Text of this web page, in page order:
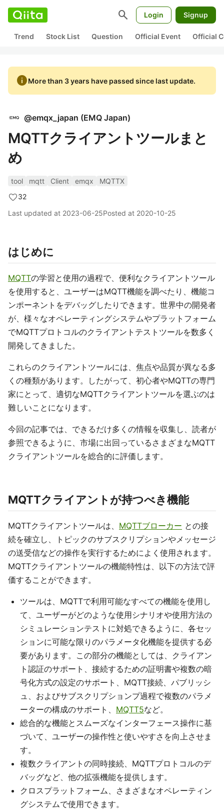
search Login Signup
Trend Stock List Question Official Event Official
infoMore than 3 years have passed since last update.
@emqx_japan (EMQ Japan)
MQTTクライアントツールまと
め
tool mqtt Client emqx
MQTTX
32
Last updated at 2023-06-25Posted at 2020-10-25
はじめに
MQTTの学習と使用の過程で、便利なクライアントツール
を使用すると、ユーザーはMQTT機能を調べたり、機能コ
ンポーネントをデバッグしたりできます。世界中の開発者
が、様々なオペレーティングシステムやプラットフォーム
でMQTTプロトコルのクライアントテストツールを数多く
開発してきました。
これらのクライアントツールには、焦点や品質が異なる多
くの種類があります。したがって、初心者やMQTTの専門
家にとって、適切なMQTTクライアントツールを選ぶのは
難しいことになります。
今回の記事では、できるだけ多くの情報を収集し、読者が
参照できるように、市場に出回っているさまざまなMQTT
クライアントツールを総合的に評価します。
MQTTクライアントが持つべき機能
MQTTクライアントツールは、 MQTTブローカー との接
続を確立し、トピックのサブスクリプションやメッセージ
の送受信などの操作を実行するためによく使用されます。
MQTTクライアントツールの機能特性は、以下の方法で評
価することができます。
ツールは、MQTTで利用可能なすべての機能を使用し
て、ユーザーがどのような使用シナリオや使用方法の
シミュレーションテストに対処できるように、各セッ
ションに可能な限りのパラメータ化機能を提供する必
要があります。この部分の機能としては、クライアン
ト認証のサポート、接続するための証明書や複数の暗
号化方式の設定のサポート、MQTT接続、パブリッシ
ュ、およびサブスクリプションプ過程で複数のパラメ
ーターの構成のサポート、 MQTT5など。
総合的な機能とスムーズなインターフェース操作に基
づいて、ユーザーの操作性と使いやすさを向上させま
す。
複数クライアントの同時接続、MQTTプロトコルのデ
バッグなど、他の拡張機能を提供します。
クロスプラットフォーム、さまざまなオペレーティン
グシステムで使用できます。